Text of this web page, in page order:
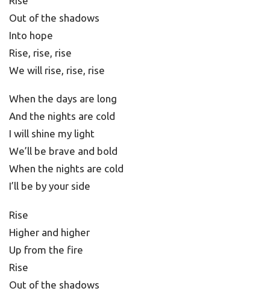
Out of the shadows
Into hope
Rise, rise, rise
We will rise, rise, rise
When the days are long
And the nights are cold
I will shine my light
We’ll be brave and bold
When the nights are cold
I’ll be by your side
Rise
Higher and higher
Up from the fire
Rise
Out of the shadows